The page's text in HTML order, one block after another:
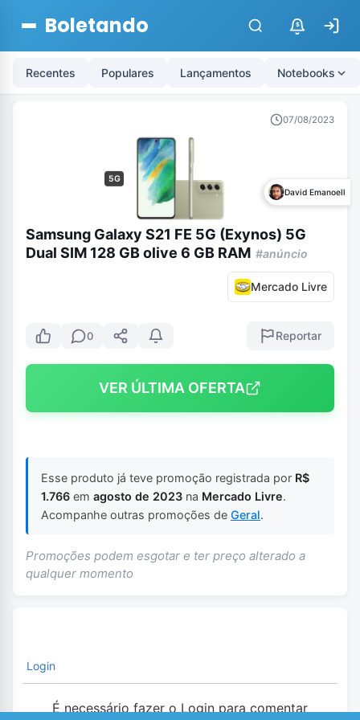
Boletando $
Recentes Populares Lançamentos Notebooks
07/08/2023
5G
David Emanoell
Samsung Galaxy S21 FE 5G (Exynos) 5G
Dual SIM 128 GB olive 6 GB RAM #anúncio
Mercado Livre
0 Reportar
VER ÚLTIMA OFERTA
Esse produto já teve promoção registrada por R$
1.766 em agosto de 2023 na Mercado Livre.
Acompanhe outras promoções de Geral.
Promoções podem esgotar e ter preço alterado a
qualquer momento
Login
É necessário fazer o Login para comentar